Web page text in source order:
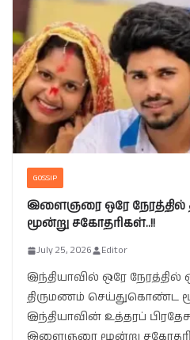
GOSSIP
இளைஞரை ஒரே நேரத்தில்
மூன்று சகோதரிகள்..!!
July 25, 2026 Editor
இந்தியாவில் ஒரே
திருமணம் செய்துகொண்ட
இந்தியாவின் உத்தரப்